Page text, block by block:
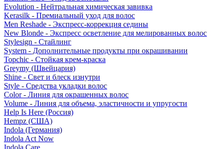
Evolution - Нейтральная химическая завивка
Kerasilk - Премиальный уход для волос
Men Reshade - Экспресс-коррекция седины
New Blonde - Экспресс осветление для мелированных волос
Stylesign - Стайлинг
System - Дополнительные продукты при окрашивании
Topchic - Стойкая крем-краска
Greymy (Швейцария)
Shine - Свет и блеск изнутри
Style - Средства укладки волос
Color - Линия для окрашенных волос
Volume - Линия для объема, эластичности и упругости
Help Is Here (Россия)
Hempz (США)
Indola (Германия)
Indola Act Now
Indola Care